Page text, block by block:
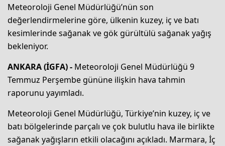
Meteoroloji Genel Müdürlüğü’nün son
değerlendirmelerine göre, ülkenin kuzey, iç ve batı
kesimlerinde sağanak ve gök gürültülü sağanak yağış
bekleniyor.
ANKARA (İGFA) - Meteoroloji Genel Müdürlüğü 9
Temmuz Perşembe gününe ilişkin hava tahmin
raporunu yayımladı.
Meteoroloji Genel Müdürlüğü, Türkiye’nin kuzey, iç ve
batı bölgelerinde parçalı ve çok bulutlu hava ile birlikte
sağanak yağışların etkili olacağını açıkladı. Marmara, İç